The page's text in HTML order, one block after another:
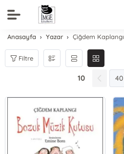
Anasayfa Yazar Çiğdem Kaplangı
Filtre
10